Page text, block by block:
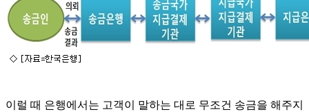
이럴 때 은행에서는 고객이 말하는 대로 무조건 송금을 해주지